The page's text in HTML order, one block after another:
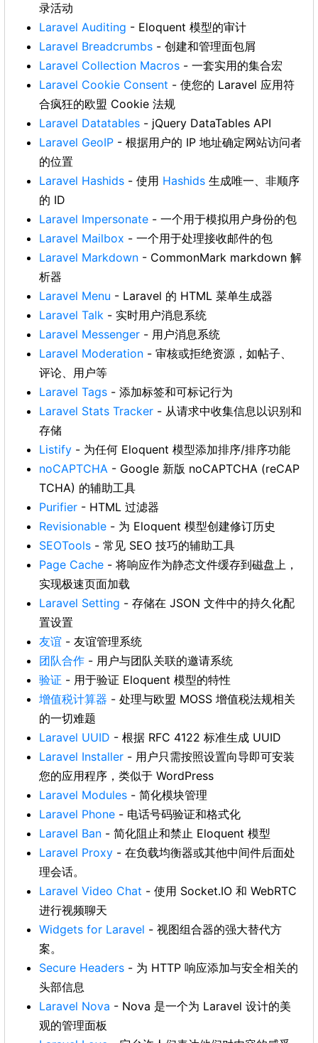
录活动
Laravel Auditing - Eloquent 模型的审计
Laravel Breadcrumbs - 创建和管理面包屑
Laravel Collection Macros - 一套实用的集合宏
Laravel Cookie Consent - 使您的 Laravel 应用符
合疯狂的欧盟 Cookie 法规
Laravel Datatables - jQuery DataTables API
Laravel GeoIP - 根据用户的 IP 地址确定网站访问者
的位置
Laravel Hashids - 使用 Hashids 生成唯一、非顺序
的 ID
Laravel Impersonate - 一个用于模拟用户身份的包
Laravel Mailbox - 一个用于处理接收邮件的包
Laravel Markdown - CommonMark markdown 解
析器
Laravel Menu - Laravel 的 HTML 菜单生成器
Laravel Talk - 实时用户消息系统
Laravel Messenger - 用户消息系统
Laravel Moderation - 审核或拒绝资源，如帖子、
评论、用户等
Laravel Tags - 添加标签和可标记行为
Laravel Stats Tracker - 从请求中收集信息以识别和
存储
Listify - 为任何 Eloquent 模型添加排序/排序功能
noCAPTCHA - Google 新版 noCAPTCHA (reCAP
TCHA) 的辅助工具
Purifier - HTML 过滤器
Revisionable - 为 Eloquent 模型创建修订历史
SEOTools - 常见 SEO 技巧的辅助工具
Page Cache - 将响应作为静态文件缓存到磁盘上，
实现极速页面加载
Laravel Setting - 存储在 JSON 文件中的持久化配
置设置
友谊 - 友谊管理系统
团队合作 - 用户与团队关联的邀请系统
验证 - 用于验证 Eloquent 模型的特性
增值税计算器 - 处理与欧盟 MOSS 增值税法规相关
的一切难题
Laravel UUID - 根据 RFC 4122 标准生成 UUID
Laravel Installer - 用户只需按照设置向导即可安装
您的应用程序，类似于 WordPress
Laravel Modules - 简化模块管理
Laravel Phone - 电话号码验证和格式化
Laravel Ban - 简化阻止和禁止 Eloquent 模型
Laravel Proxy - 在负载均衡器或其他中间件后面处
理会话。
Laravel Video Chat - 使用 Socket.IO 和 WebRTC
进行视频聊天
Widgets for Laravel - 视图组合器的强大替代方
案。
Secure Headers - 为 HTTP 响应添加与安全相关的
头部信息
Laravel Nova - Nova 是一个为 Laravel 设计的美
观的管理面板